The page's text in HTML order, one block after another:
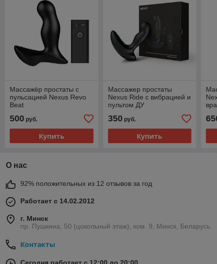
Массажёр простаты с
пульсацией Nexus Revo
Beat
500 руб.
Купить
Массажер простаты
Nexus Ride с вибрацией и
пультом ДУ
350руб.
Купить
О нас
92% положительных из 12 отзывов за год
Работает с 14.02.2012
г. Минск
пр. Пушкина, 50 (цокольный этаж), ком. 9, Минск, Беларусь
Контакты